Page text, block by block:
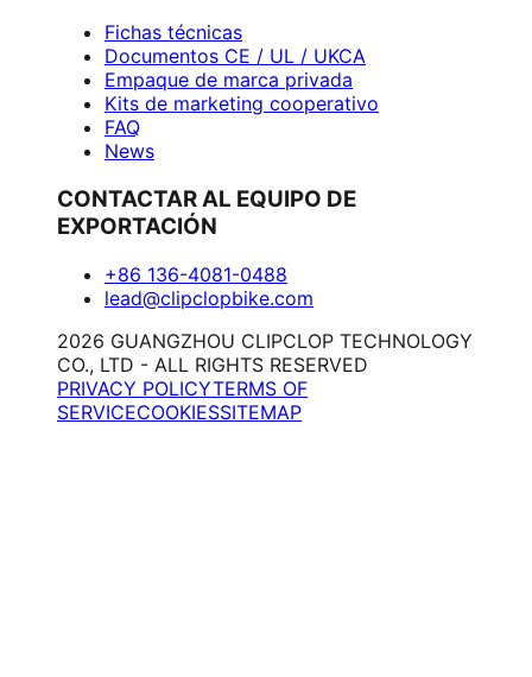
Fichas técnicas
Documentos CE / UL / UKCA
Empaque de marca privada
Kits de marketing cooperativo
FAQ
News
CONTACTAR AL EQUIPO DE
EXPORTACIÓN
+86 136-4081-0488
lead@clipclopbike.com
2026 GUANGZHOU CLIPCLOP TECHNOLOGY
CO., LTD - ALL RIGHTS RESERVED
PRIVACY POLICYTERMS OF
SERVICECOOKIESSITEMAP